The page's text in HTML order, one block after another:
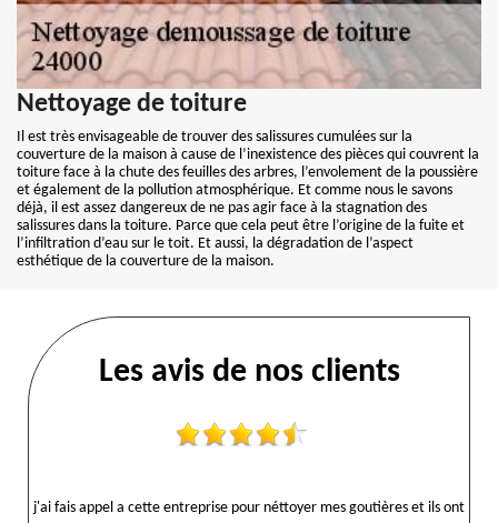
Nettoyage de toiture
Il est très envisageable de trouver des salissures cumulées sur la
couverture de la maison à cause de l’inexistence des pièces qui couvrent la
toiture face à la chute des feuilles des arbres, l’envolement de la poussière
et également de la pollution atmosphérique. Et comme nous le savons
déjà, il est assez dangereux de ne pas agir face à la stagnation des
salissures dans la toiture. Parce que cela peut être l’origine de la fuite et
l’infiltration d’eau sur le toit. Et aussi, la dégradation de l’aspect
esthétique de la couverture de la maison.
Les avis de nos clients
j'ai fais appel a cette entreprise pour néttoyer mes goutières et ils ont